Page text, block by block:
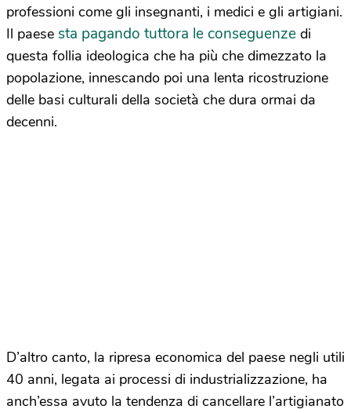
professioni come gli insegnanti, i medici e gli artigiani.
Il paese sta pagando tuttora le conseguenze di
questa follia ideologica che ha più che dimezzato la
popolazione, innescando poi una lenta ricostruzione
delle basi culturali della società che dura ormai da
decenni.
D’altro canto, la ripresa economica del paese negli utili
40 anni, legata ai processi di industrializzazione, ha
anch’essa avuto la tendenza di cancellare l’artigianato